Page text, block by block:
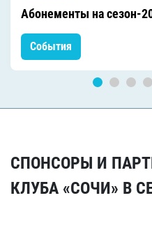
Абонементы на сезон-
События
СПОНСОРЫ И
КЛУБА «СОЧИ» В